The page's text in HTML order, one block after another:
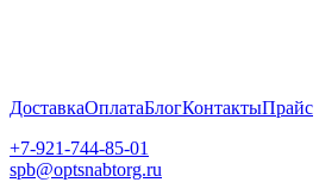
ДоставкаОплатаБлогКонтактыПрайс
+7-921-744-85-01
spb@optsnabtorg.ru